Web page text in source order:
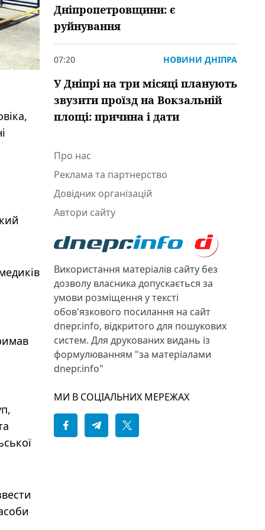
Дніпропетровщини: є
руйнування
07:20 НОВИНИ ДНІПРА
У Дніпрі на три місяці планують
звузити проїзд на Вокзальній
площі: причина і дати
Про нас
Реклама та партнерство
Довідник організацій
Автори сайту
Використання матеріалів сайту без
дозволу власника допускається за
умови розміщення у тексті
обов'язкового посилання на сайт
dnepr.info, відкритого для пошукових
систем. Для друкованих видань із
формулюванням "за матеріалами
dnepr.info"
МИ В СОЦІАЛЬНИХ МЕРЕЖАХ